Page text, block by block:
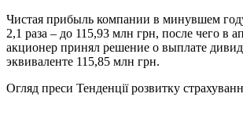
Чистая прибыль компании в минувшем
2,1 раза – до 115,93 млн грн, после чего в
акционер принял решение о выплате
эквиваленте 115,85 млн грн.
Огляд преси Тенденції розвитку